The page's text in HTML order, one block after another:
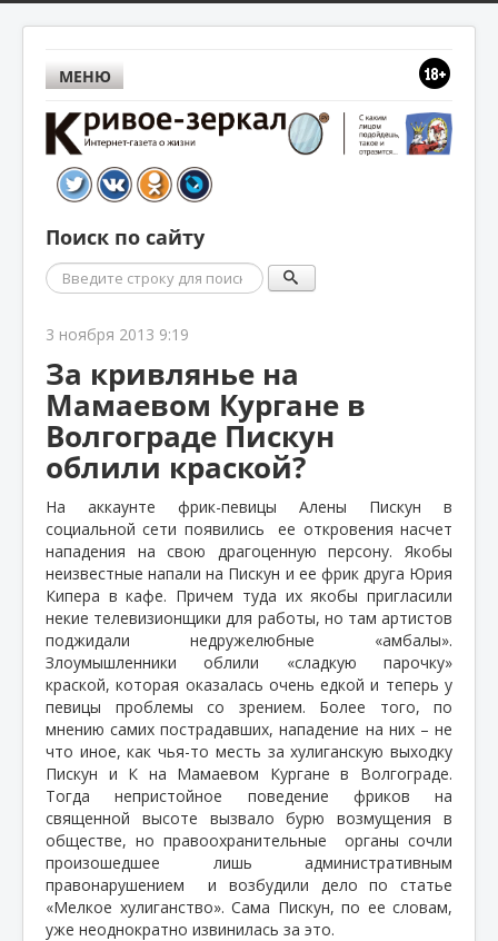
МЕНЮ
Поиск по сайту
Поиск
3 ноября 2013 9:19
За кривлянье на
Мамаевом Кургане в
Волгограде Пискун
облили краской?
На аккаунте фрик-певицы Алены Пискун в
социальной сети появились
ее откровения насчет
нападения на свою драгоценную персону. Якобы
неизвестные напали на Пискун и ее фрик друга Юрия
Кипера в кафе. Причем туда их якобы пригласили
некие телевизионщики для работы, но там артистов
поджидали недружелюбные «амбалы».
Злоумышленники облили «сладкую парочку»
краской, которая оказалась очень едкой и теперь у
певицы проблемы со зрением. Более того, по
мнению самих пострадавших, нападение на них – не
что иное, как чья-то месть за хулиганскую выходку
Пискун и К на Мамаевом Кургане в Волгограде.
Тогда непристойное поведение фриков на
священной высоте вызвало бурю возмущения в
обществе, но правоохранительные органы сочли
произошедшее лишь административным
правонарушением
и возбудили дело по статье
«Мелкое хулиганство». Сама Пискун, по ее словам,
уже неоднократно извинилась за это.